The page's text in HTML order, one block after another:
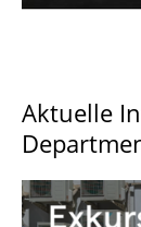
Aktuelle